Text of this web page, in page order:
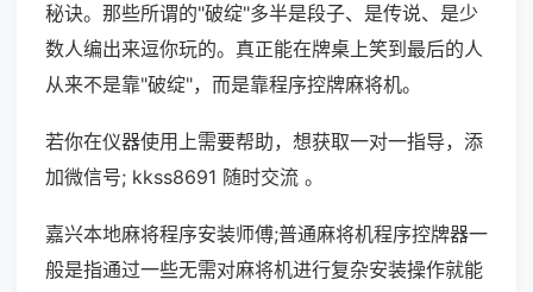
秘诀。那些所谓的"破绽"多半是段子、是传说、是少
数人编出来逗你玩的。真正能在牌桌上笑到最后的人
从来不是靠"破绽"，而是靠程序控牌麻将机。
若你在仪器使用上需要帮助，想获取一对一指导，添
加微信号; kkss8691 随时交流 。
嘉兴本地麻将程序安装师傅;普通麻将机程序控牌器一
般是指通过一些无需对麻将机进行复杂安装操作就能